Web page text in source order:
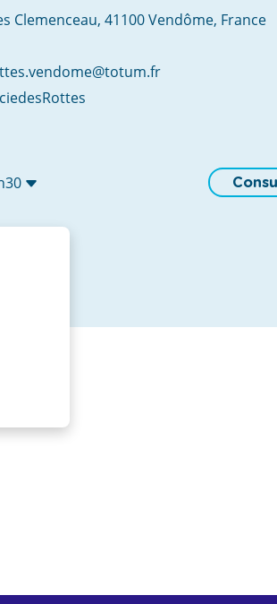
Clemenceau, 41100 Vendôme, France